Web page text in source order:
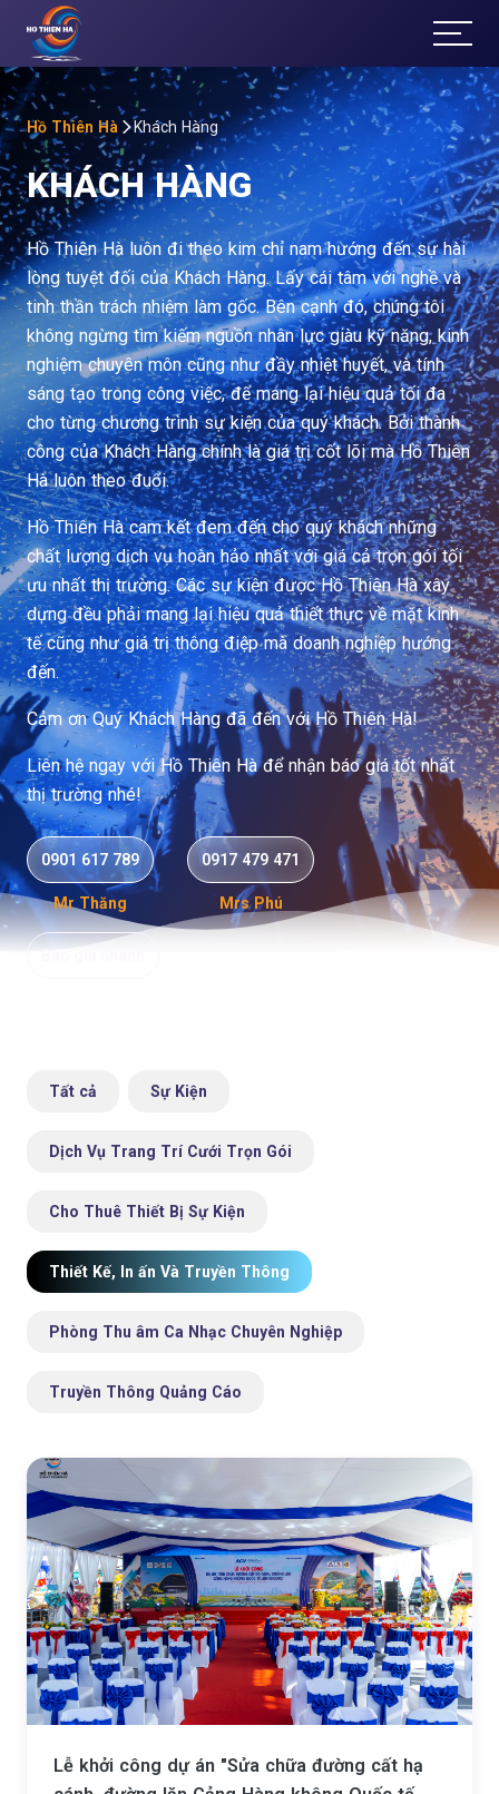
ổ
Ch
ức
Sự
Kiệ
n
Đà
Lạt
-
Hồ
Thi
ên
Hà
Eve
nt
Hồ Thiên Hà Khách Hàng
KHÁCH HÀNG
Hồ Thiên Hà luôn đi theo kim chỉ nam hướng đến sự hài
lòng tuyệt đối của Khách Hàng. Lấy cái tâm với nghề và
tinh thần trách nhiệm làm gốc. Bên cạnh đó, chúng tôi
không ngừng tìm kiếm nguồn nhân lực giàu kỹ năng, kinh
nghiệm chuyên môn cũng như đầy nhiệt huyết, và tính
sáng tạo trong công việc, để mang lại hiệu quả tối đa
cho từng chương trình sự kiện của quý khách. Bởi thành
công của Khách Hàng chính là giá trị cốt lõi mà Hồ Thiên
Hà luôn theo đuổi.
Hồ Thiên Hà cam kết đem đến cho quý khách những
chất lượng dịch vụ hoàn hảo nhất với giá cả trọn gói tối
ưu nhất thị trường. Các sự kiện được Hồ Thiên Hà xây
dựng đều phải mang lại hiệu quả thiết thực về mặt kinh
tế cũng như giá trị thông điệp mà doanh nghiệp hướng
đến.
Cảm ơn Quý Khách Hàng đã đến với Hồ Thiên Hà!
Liên hệ ngay với Hồ Thiên Hà để nhận báo giá tốt nhất
thị trường nhé!
0901 617 789
Mr Thăng
0917 479 471
Mrs Phú
Tất cả Sự Kiện
Dịch Vụ Trang Trí Cưới Trọn Gói
Cho Thuê Thiết Bị Sự Kiện
Thiết Kế, In ấn Và Truyền Thông
Phòng Thu âm Ca Nhạc Chuyên Nghiệp
Truyền Thông Quảng Cáo
Lễ khởi công dự án "Sửa chữa đường cất hạ